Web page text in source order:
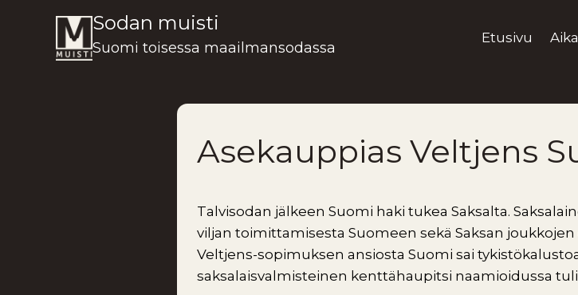
Sodan muisti
Suomi toisessa maailmansodassa
Etusivu
Asekauppias Veltjens
Talvisodan jälkeen Suomi haki tukea Saksalta.
viljan toimittamisesta Suomeen sekä Saksan
Veltjens-sopimuksen ansiosta Suomi sai
saksalaisvalmisteinen kenttähaupitsi naamioidussa